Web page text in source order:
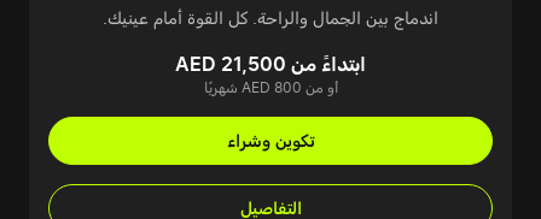
اندماج بين الجمال والراحة. كل القوة أمام عينيك.
ابتداءً من AED 21,500
أو من AED 800 شهريًا
تكوين وشراء
التفاصيل